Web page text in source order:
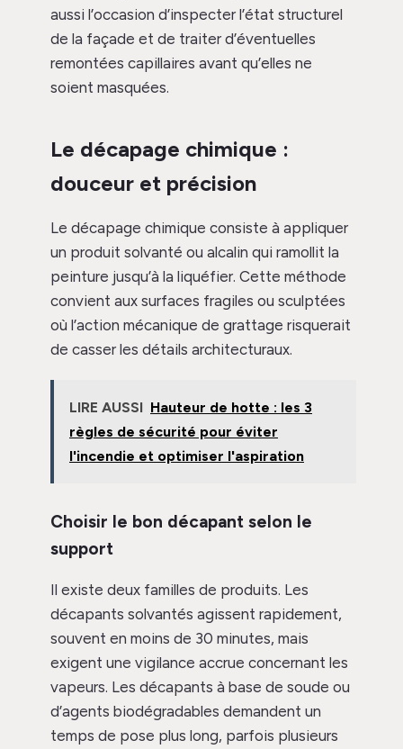
aussi l’occasion d’inspecter l’état structurel
de la façade et de traiter d’éventuelles
remontées capillaires avant qu’elles ne
soient masquées.
Le décapage chimique :
douceur et précision
Le décapage chimique consiste à appliquer
un produit solvanté ou alcalin qui ramollit la
peinture jusqu’à la liquéfier. Cette méthode
convient aux surfaces fragiles ou sculptées
où l’action mécanique de grattage risquerait
de casser les détails architecturaux.
LIRE AUSSI Hauteur de hotte : les 3
règles de sécurité pour éviter
l'incendie et optimiser l'aspiration
Choisir le bon décapant selon le
support
Il existe deux familles de produits. Les
décapants solvantés agissent rapidement,
souvent en moins de 30 minutes, mais
exigent une vigilance accrue concernant les
vapeurs. Les décapants à base de soude ou
d’agents biodégradables demandent un
temps de pose plus long, parfois plusieurs